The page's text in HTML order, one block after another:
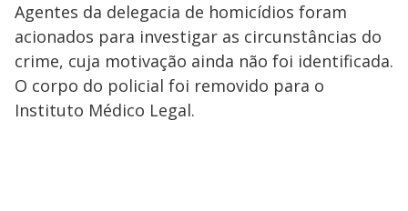
Agentes da delegacia de homicídios foram
acionados para investigar as circunstâncias do
crime, cuja motivação ainda não foi identificada.
O corpo do policial foi removido para o
Instituto Médico Legal.